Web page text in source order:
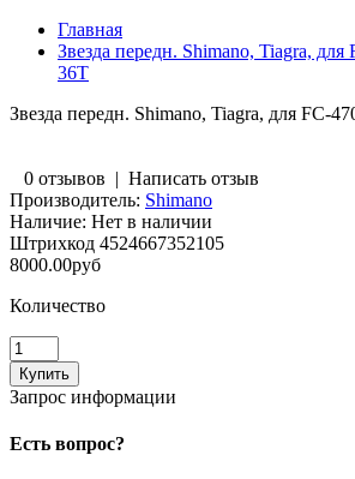
Главная
Звезда передн. Shimano, Tiagra,
36T
Звезда передн. Shimano, Tiagra, для FC-
0 отзывов | Написать отзыв
Производитель: Shimano
Наличие: Нет в наличии
Штрихкод 4524667352105
8000.00руб
Количество
Запрос информации
Есть вопрос?